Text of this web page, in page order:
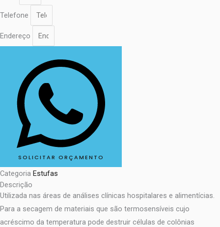
Telefone
Endereço
SOLICITAR ORÇAMENTO
Categoria Estufas
Descrição
Utilizada nas áreas de análises clínicas hospitalares e alimentícias.
Para a secagem de materiais que são termosensíveis cujo
acréscimo da temperatura pode destruir células de colônias